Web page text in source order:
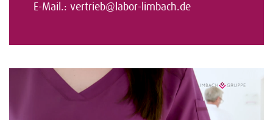
E-Mail.: vertrieb@labor-limbach.de